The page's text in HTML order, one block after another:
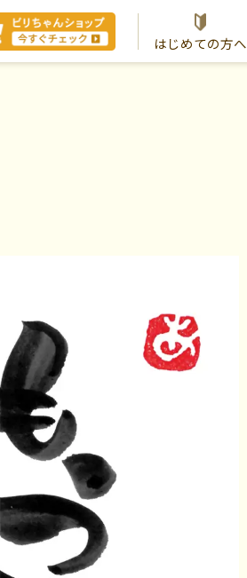
はじめての方へ